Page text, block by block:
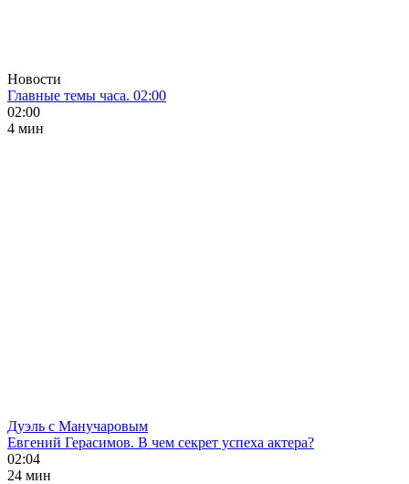
Новости
Главные темы часа. 02:00
02:00
4 мин
Дуэль с Манучаровым
Евгений Герасимов. В чем секрет успеха актера?
02:04
24 мин